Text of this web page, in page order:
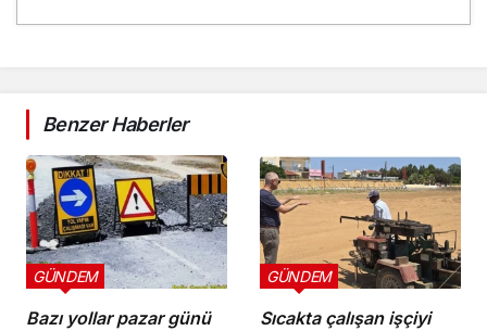
Benzer Haberler
Bazı yollar pazar günü
GÜNDEM
Sıcakta çalışan işçiyi
GÜNDEM